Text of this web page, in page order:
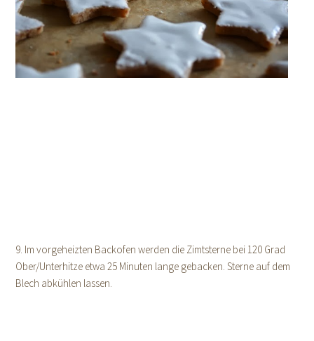
9. Im vorgeheizten Backofen werden die Zimtsterne bei 120 Grad
Ober/Unterhitze etwa 25 Minuten lange gebacken. Sterne auf dem
Blech abkühlen lassen.